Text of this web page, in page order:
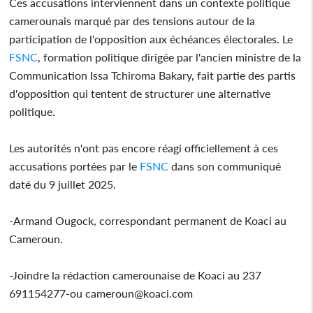
camerounais marqué par des tensions autour de la
participation de l'opposition aux échéances électorales. Le
FSNC , formation politique dirigée par l'ancien ministre de la
Communication Issa Tchiroma Bakary, fait partie des partis
d'opposition qui tentent de structurer une alternative
politique.
Les autorités n'ont pas encore réagi officiellement à ces
accusations portées par le FSNC dans son communiqué
daté du 9 juillet 2025.
-Armand Ougock, correspondant permanent de Koaci au
Cameroun.
-Joindre la rédaction camerounaise de Koaci au 237
691154277-ou cameroun@koaci.com